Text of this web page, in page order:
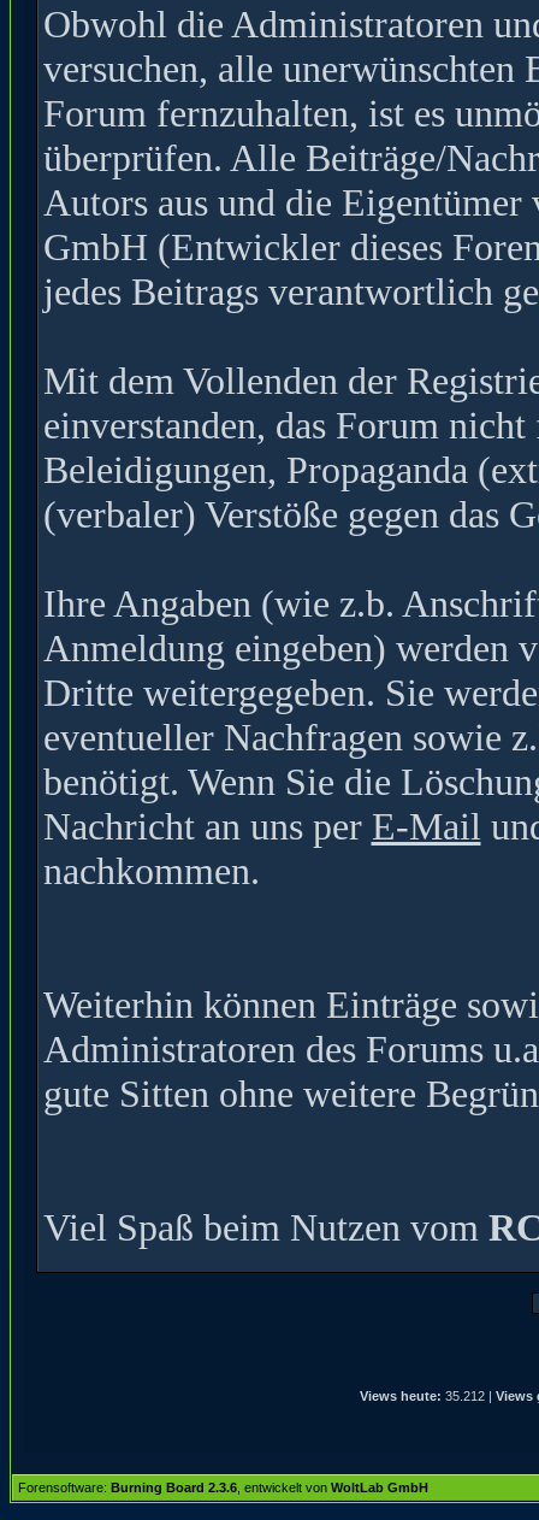
Obwohl die Administratoren
versuchen, alle unerwünschten
Forum fernzuhalten, ist es
überprüfen. Alle Beiträge/
Autors aus und die
GmbH (Entwickler dieses
jedes Beitrags verantwortlich
Mit dem Vollenden der
einverstanden, das Forum
Beleidigungen, Propaganda
(verbaler) Verstöße gegen das
Ihre Angaben (wie z.b.
Anmeldung eingeben) werden
Dritte weitergegeben. Sie
eventueller Nachfragen sowie
benötigt. Wenn Sie die
Nachricht an uns per E-Mail
nachkommen.
Weiterhin können Einträge
Administratoren des Forums
gute Sitten ohne weitere
Viel Spaß beim Nutzen vom
Views heute: 35.212 | Views
Forensoftware: Burning Board 2.3.6 , entwickelt von WoltLab GmbH